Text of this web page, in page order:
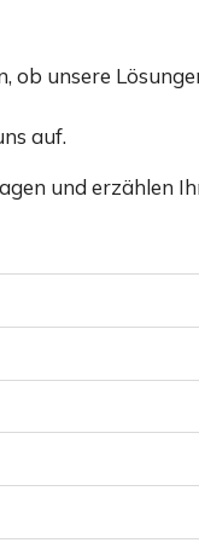
ob unsere
auf.
und erzählen